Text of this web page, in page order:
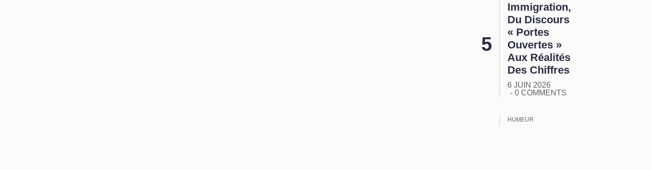
Immigration,
Du Discours
« Portes
Ouvertes »
Aux Réalités
Des Chiffres
6 JUIN 2026
0 COMMENTS
HUMEUR